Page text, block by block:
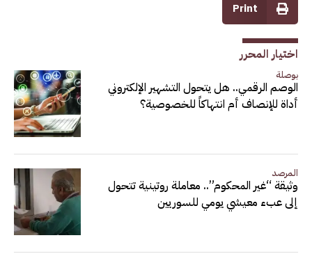
Print
اختيار المحرر
بوصلة
الوصم الرقمي.. هل يتحول التشهير الإلكتروني
أداة للإنصاف أم انتهاكاً للخصوصية؟
المرصد
وثيقة “غير المحكوم”.. معاملة روتينية تتحول
إلى عبء معيشي يومي للسوريين